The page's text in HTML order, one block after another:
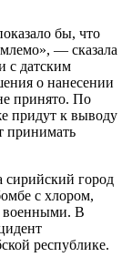
бы, что
— сказала
с датским
о нанесении
принято. По
придут к выводу
принимать
сирийский город
с хлором,
военными. В
республике.